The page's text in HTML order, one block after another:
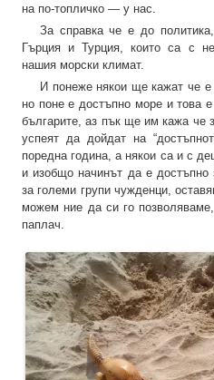
на по-топличко — у нас.
За справка че е до
Гърция и Турция, които са с
нашия морски климат.
И понеже някои ще кажат че е
но поне е достъпно море и това
българите, аз пък ще им кажа че
успеят да дойдат на
поредна година, а някои са и с
и изобщо начинът да е
за големи групи чужденци,
можем ние да си го
паплач.